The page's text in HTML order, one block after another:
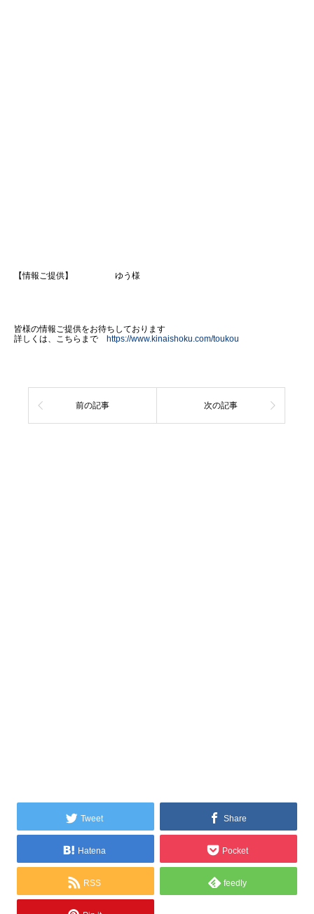
【情報ご提供】 ゆう様
皆様の情報ご提供をお待ちしております
詳しくは、こちらまで https://www.kinaishoku.com/toukou
前の記事 次の記事
Tweet Share
Hatena Pocket
RSS feedly